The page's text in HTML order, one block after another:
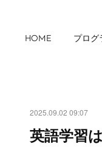
HOME プログ
2025.09.02 09:07
英語学習